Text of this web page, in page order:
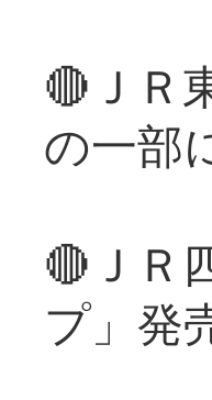
🔴ＪＲ
の一部
🔴ＪＲ
プ」発